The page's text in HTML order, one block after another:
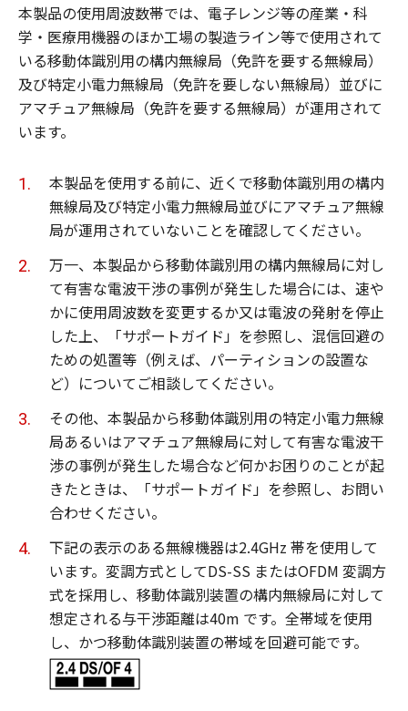
本製品の使用周波数帯では、電子レンジ等の産業・科
学・医療用機器のほか工場の製造ライン等で使用されて
いる移動体識別用の構内無線局（免許を要する無線局）
及び特定小電力無線局（免許を要しない無線局）並びに
アマチュア無線局（免許を要する無線局）が運用されて
います。
本製品を使用する前に、近くで移動体識別用の構内
無線局及び特定小電力無線局並びにアマチュア無線
局が運用されていないことを確認してください。
万一、本製品から移動体識別用の構内無線局に対し
て有害な電波干渉の事例が発生した場合には、速や
かに使用周波数を変更するか又は電波の発射を停止
した上、「サポートガイド」を参照し、混信回避の
ための処置等（例えば、パーティションの設置な
ど）についてご相談してください。
その他、本製品から移動体識別用の特定小電力無線
局あるいはアマチュア無線局に対して有害な電波干
渉の事例が発生した場合など何かお困りのことが起
きたときは、「サポートガイド」を参照し、お問い
合わせください。
下記の表示のある無線機器は2.4GHz 帯を使用して
います。変調方式としてDS-SS またはOFDM 変調方
式を採用し、移動体識別装置の構内無線局に対して
想定される与干渉距離は40m です。全帯域を使用
し、かつ移動体識別装置の帯域を回避可能です。